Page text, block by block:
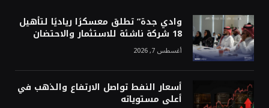
وادي جدة” تطلق معسكرًا رياديًا لتأهيل
18 شركة ناشئة للاستثمار والاحتضان
أغسطس 7, 2026
أسعار النفط تواصل الارتفاع والذهب في
أعلى مستوياته